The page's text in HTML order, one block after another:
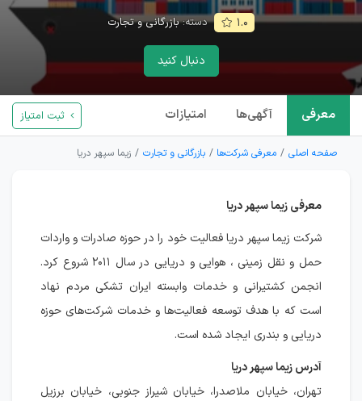
۱.۰ دسته:بازرگانی و تجارت
دنبال کنید
معرفی آگهی‌ها امتیازات ثبت امتیاز
صفحه اصلی معرفی شرکت‌ها بازرگانی و تجارت زیما سپهر دریا
معرفی زیما سپهر دریا
شرکت زیما سپهر دریا فعالیت خود را در حوزه صادرات و واردات
حمل و نقل زمینی ، هوایی و دریایی در سال ۲۰۱۱ شروع کرد.
انجمن کشتیرانی و خدمات وابسته ایران تشکی مردم نهاد
است که با هدف توسعه فعالیت‌ها و خدمات شرکت‌های حوزه
دریایی و بندری ایجاد شده است.
آدرس زیما سپهر دریا
تهران، خیابان ملاصدرا، خیابان شیراز جنوبی، خیابان برزیل